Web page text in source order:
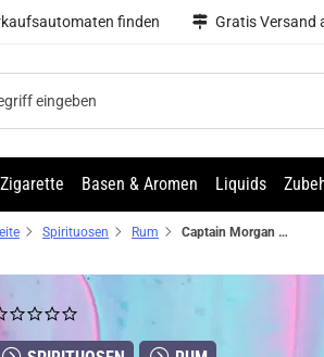
finden Gratis Versand
Basen & Aromen Liquids
Spirituosen Rum Captain Morgan Spiced Gold Rum-Basis 35% Vol. 700ml